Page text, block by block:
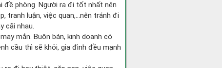
đề phòng. Người ra đi tốt nhất nên
tranh luận, việc quan,…nên tránh đi
cãi nhau.
mắn. Buôn bán, kinh doanh có
cầu thì sẽ khỏi, gia đình đều mạnh